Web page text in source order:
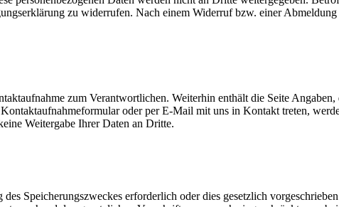
zu widerrufen. Nach einem Widerruf bzw. einer Abmeldung
zum Verantwortlichen. Weiterhin enthält die Seite
oder per E-Mail mit uns in Kontakt treten,
Weitergabe Ihrer Daten an Dritte.
Speicherungszweckes erforderlich oder dies gesetzlich